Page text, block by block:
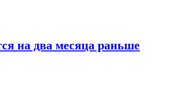
на два месяца раньше